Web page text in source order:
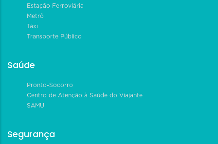
Estação Ferroviária
Metrô
Táxi
Transporte Público
Saúde
Pronto-Socorro
Centro de Atenção à Saúde do Viajante
SAMU
Segurança